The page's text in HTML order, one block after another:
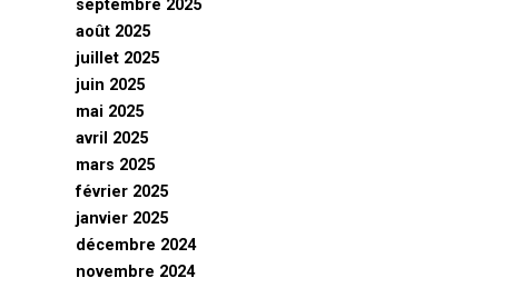
septembre 2025
août 2025
juillet 2025
juin 2025
mai 2025
avril 2025
mars 2025
février 2025
janvier 2025
décembre 2024
novembre 2024